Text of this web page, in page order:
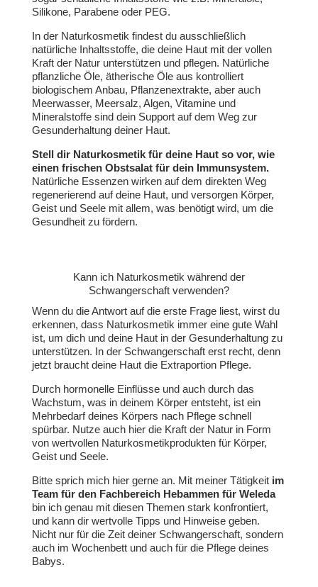
Silikone, Parabene oder PEG.
In der Naturkosmetik findest du ausschließlich
natürliche Inhaltsstoffe, die deine Haut mit der vollen
Kraft der Natur unterstützen und pflegen. Natürliche
pflanzliche Öle, ätherische Öle aus kontrolliert
biologischem Anbau, Pflanzenextrakte, aber auch
Meerwasser, Meersalz, Algen, Vitamine und
Mineralstoffe sind dein Support auf dem Weg zur
Gesunderhaltung deiner Haut.
Stell dir Naturkosmetik für deine Haut so vor, wie
einen frischen Obstsalat für dein Immunsystem.
Natürliche Essenzen wirken auf dem direkten Weg
regenerierend auf deine Haut, und versorgen Körper,
Geist und Seele mit allem, was benötigt wird, um die
Gesundheit zu fördern.
Kann ich Naturkosmetik während der
Schwangerschaft verwenden?
Wenn du die Antwort auf die erste Frage liest, wirst du
erkennen, dass Naturkosmetik immer eine gute Wahl
ist, um dich und deine Haut in der Gesunderhaltung zu
unterstützen. In der Schwangerschaft erst recht, denn
jetzt braucht deine Haut die Extraportion Pflege.
Durch hormonelle Einflüsse und auch durch das
Wachstum, was in deinem Körper entsteht, ist ein
Mehrbedarf deines Körpers nach Pflege schnell
spürbar. Nutze auch hier die Kraft der Natur in Form
von wertvollen Naturkosmetikprodukten für Körper,
Geist und Seele.
Bitte sprich mich hier gerne an. Mit meiner Tätigkeit im
Team für den Fachbereich Hebammen für Weleda
bin ich genau mit diesen Themen stark konfrontiert,
und kann dir wertvolle Tipps und Hinweise geben.
Nicht nur für die Zeit deiner Schwangerschaft, sondern
auch im Wochenbett und auch für die Pflege deines
Babys.